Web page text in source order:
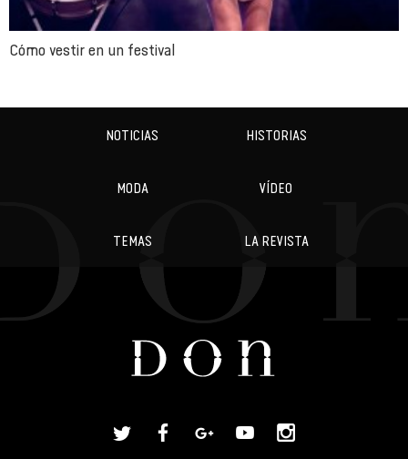
Cómo vestir en un festival
NOTICIAS HISTORIAS
MODA VÍDEO
TEMAS LA REVISTA